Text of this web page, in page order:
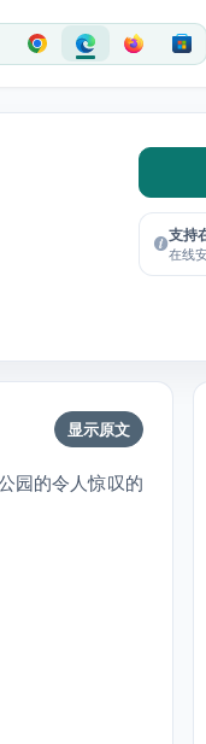
支持
在线
显示原文
园的令人惊叹的